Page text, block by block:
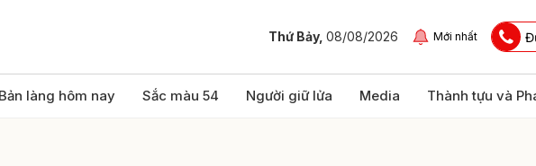
Thứ Bảy, 08/08/2026 Mới nhất
Bản làng hôm nay Sắc màu 54 Người giữ lửa Media Thành tựu và
luận